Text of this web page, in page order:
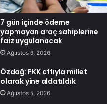
7 gün içinde ödeme
yapmayan araç sahiplerine
faiz uygulanacak
Ağustos 6, 2026
Özdağ: PKK affıyla millet
olarak yine aldatıldık
Ağustos 5, 2026